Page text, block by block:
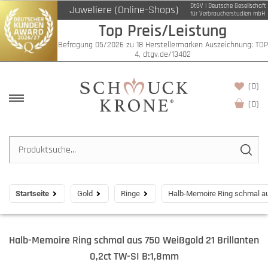
Juweliere (Online-Shops)
DtGV | Deutsche Gesellschaft
für Verbraucherstudien mbH
Top Preis/Leistung
Befragung 05/2026 zu 18 Herstellermarken Auszeichnung: TOP
4, dtgv.de/13402
(0)
(0)
Startseite Gold Ringe Halb-Memoire Ring schmal
Halb-Memoire Ring schmal aus 750 Weißgold 21 Brillanten
0,2ct TW-SI B:1,8mm